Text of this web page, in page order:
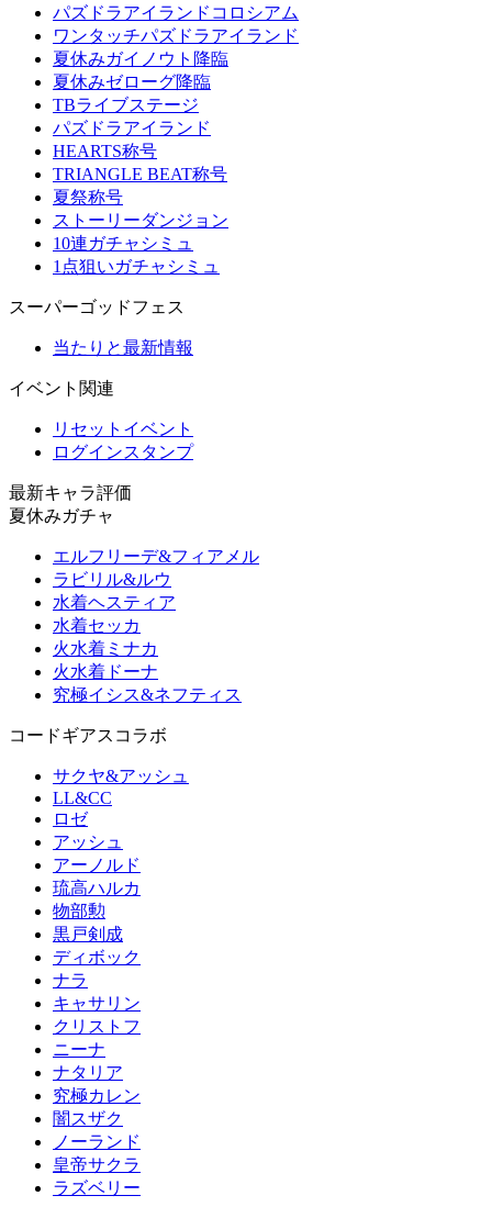
パズドラアイランドコロシアム
ワンタッチパズドラアイランド
夏休みガイノウト降臨
夏休みゼローグ降臨
TBライブステージ
パズドラアイランド
HEARTS称号
TRIANGLE BEAT称号
夏祭称号
ストーリーダンジョン
10連ガチャシミュ
1点狙いガチャシミュ
スーパーゴッドフェス
当たりと最新情報
イベント関連
リセットイベント
ログインスタンプ
最新キャラ評価
夏休みガチャ
エルフリーデ&フィアメル
ラビリル&ルウ
水着ヘスティア
水着セッカ
火水着ミナカ
火水着ドーナ
究極イシス&ネフティス
コードギアスコラボ
サクヤ&アッシュ
LL&CC
ロゼ
アッシュ
アーノルド
琉高ハルカ
物部勲
黒戸剣成
ディボック
ナラ
キャサリン
クリストフ
ニーナ
ナタリア
究極カレン
闇スザク
ノーランド
皇帝サクラ
ラズベリー